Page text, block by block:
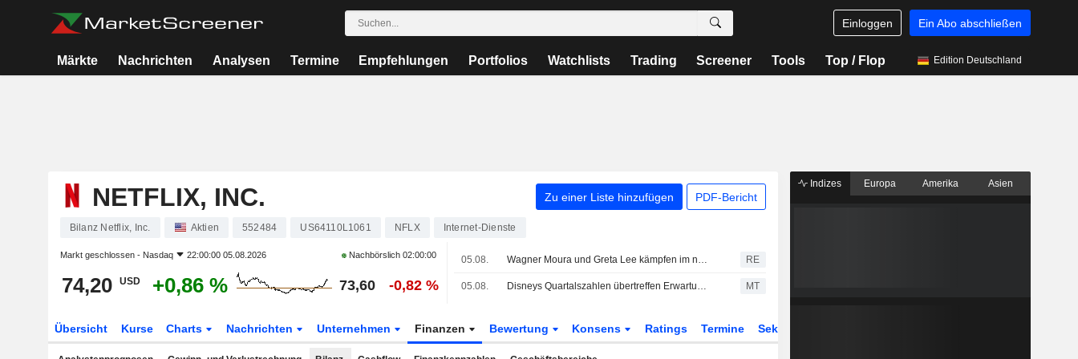
Einloggen Ein Abo abschließen
Märkte Nachrichten Analysen Termine Empfehlungen Portfolios Watchlists Trading Screener Tools Top / Flop Edition Deutschland
NETFLIX, INC. Zu einer Liste hinzufügen PDF-Bericht
Bilanz Netflix, Inc. Aktien 552484 US64110L1061 NFLX Internet-Dienste
Markt geschlossen - Nasdaq 22:00:00 05.08.2026 Nachbörslich 02:00:00
74,20 USD +0,86 % 73,60 -0,82 %
05.08. Wagner Moura und Greta Lee kämpfen im neuen Thriller 'The Last House' ums Überleben RE
05.08. Disneys Quartalszahlen übertreffen Erwartungen, Umsatz bleibt trotz 'Toy Story 5'-Schub hinter Prognosen zurück MT
Übersicht Kurse Charts Nachrichten Unternehmen Finanzen Bewertung Konsens Ratings Termine Sektor
Indizes Europa Amerika Asien